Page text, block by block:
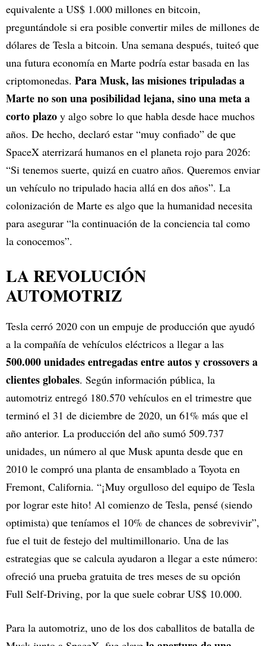
equivalente a US$ 1.000 millones en bitcoin,
preguntándole si era posible convertir miles de millones de
dólares de Tesla a bitcoin. Una semana después, tuiteó que
una futura economía en Marte podría estar basada en las
criptomonedas. Para Musk, las misiones tripuladas a
Marte no son una posibilidad lejana, sino una meta a
corto plazo y algo sobre lo que habla desde hace muchos
años. De hecho, declaró estar “muy confiado” de que
SpaceX aterrizará humanos en el planeta rojo para 2026:
“Si tenemos suerte, quizá en cuatro años. Queremos enviar
un vehículo no tripulado hacia allá en dos años”. La
colonización de Marte es algo que la humanidad necesita
para asegurar “la continuación de la conciencia tal como
la conocemos”.
LA REVOLUCIÓN
AUTOMOTRIZ
Tesla cerró 2020 con un empuje de producción que ayudó
a la compañía de vehículos eléctricos a llegar a las
500.000 unidades entregadas entre autos y crossovers a
clientes globales. Según información pública, la
automotriz entregó 180.570 vehículos en el trimestre que
terminó el 31 de diciembre de 2020, un 61% más que el
año anterior. La producción del año sumó 509.737
unidades, un número al que Musk apunta desde que en
2010 le compró una planta de ensamblado a Toyota en
Fremont, California. “¡Muy orgulloso del equipo de Tesla
por lograr este hito! Al comienzo de Tesla, pensé (siendo
optimista) que teníamos el 10% de chances de sobrevivir”,
fue el tuit de festejo del multimillonario. Una de las
estrategias que se calcula ayudaron a llegar a este número:
ofreció una prueba gratuita de tres meses de su opción
Full Self-Driving, por la que suele cobrar US$ 10.000.
Para la automotriz, uno de los dos caballitos de batalla de